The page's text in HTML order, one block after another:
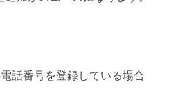
話番号を登録している場合